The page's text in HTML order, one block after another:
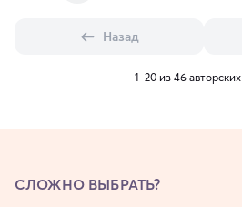
Назад
1–20 из 46
СЛОЖНО ВЫБРАТЬ?